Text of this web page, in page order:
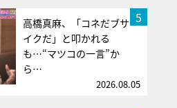
5
高橋真麻、「コネだブサ
イクだ」と叩かれる
も…“マツコの一言”か
ら…
2026.08.05